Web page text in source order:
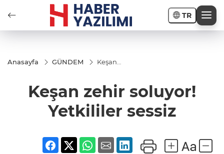
TR
Anasayfa GÜNDEM
Keşan
Yetkililer
sessiz
Keşan zehir soluyor!
Yetkililer sessiz